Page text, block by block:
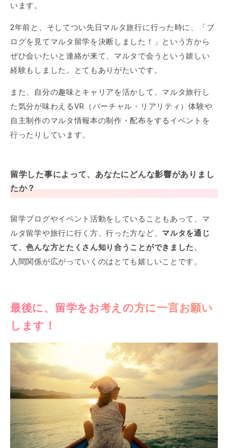
います。
2年前と、そしてつい先日マルタ旅行に行った時に、「ブ
ログを見てマルタ留学を決断しました！」という方から
ぜひ会いたいと連絡が来て、マルタで会うという嬉しい
経験もしました。とてもありがたいです。
また、自分の趣味とキャリアを活かして、マルタ旅行し
た気分が味わえるVR（バーチャル・リアリティ）体験や
自主制作のマルタ情報本の制作・配布をするイベントを
行ったりしています。
留学した事によって、あなたにどんな影響がありまし
たか？
留学ブログやイベント活動をしていることもあって、マ
ルタ留学や旅行に行く方、行った方など、 マルタを通じ
て、色んな方とたくさん知り合うことができました。
人間関係が広がっていくのはとても嬉しいことです。
最後に、留学をお考えの方に一言お願い
します！